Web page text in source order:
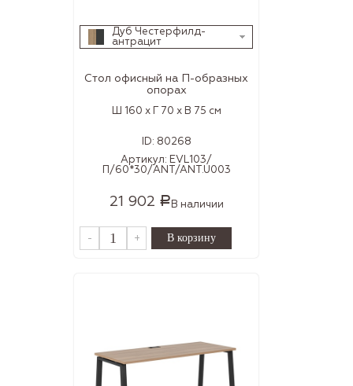
Дуб Честерфилд-
антрацит
Стол офисный на П-образных
опорах
Ш 160 x Г 70 x В 75 см
ID: 80268
Артикул: EVL103/
П/60*30/ANT/ANT.U003
21 902 Р В наличии
- +